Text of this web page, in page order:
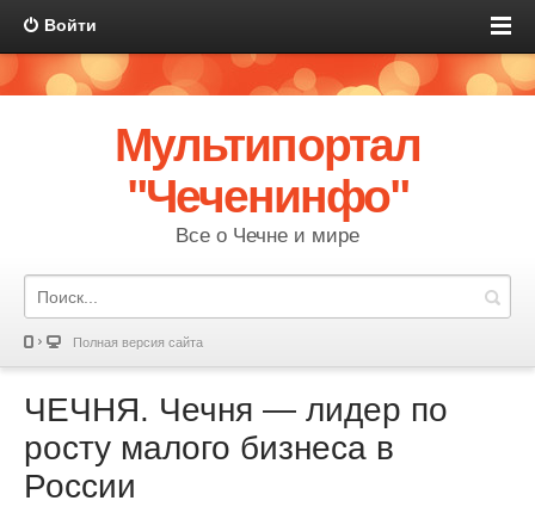
Войти
Мультипортал
"Чеченинфо"
Все о Чечне и мире
Полная версия сайта
ЧЕЧНЯ. Чечня — лидер по
росту малого бизнеса в
России